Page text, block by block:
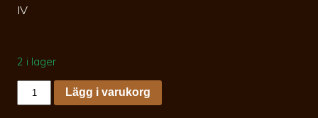
IV
2 i lager
Malus
Brandywine
spö
Lägg i varukorg